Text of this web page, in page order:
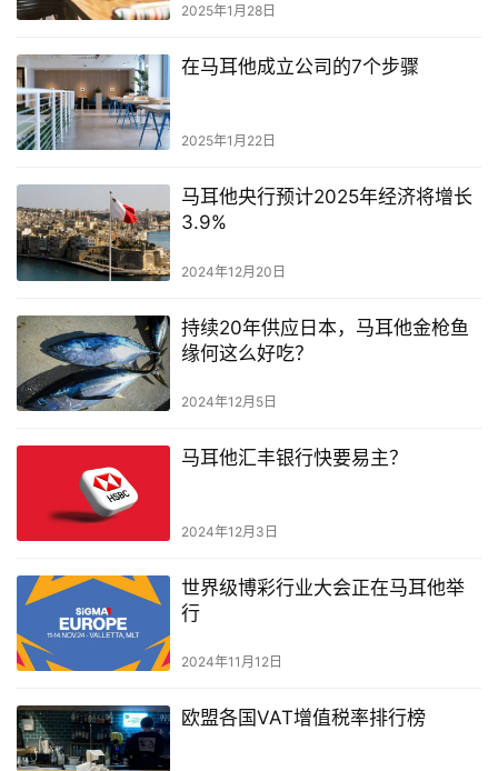
2025年1月28日
在马耳他成立公司的7个步骤
2025年1月22日
马耳他央行预计2025年经济将增长
3.9%
2024年12月20日
持续20年供应日本，马耳他金枪鱼
缘何这么好吃？
2024年12月5日
马耳他汇丰银行快要易主？
2024年12月3日
世界级博彩行业大会正在马耳他举
行
2024年11月12日
欧盟各国VAT增值税率排行榜